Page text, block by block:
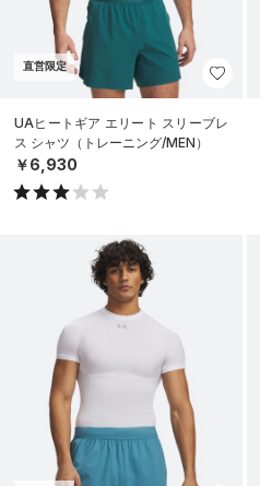
直営限定
UAヒートギア エリート スリーブレ
ス シャツ（トレーニング/MEN）
￥6,930